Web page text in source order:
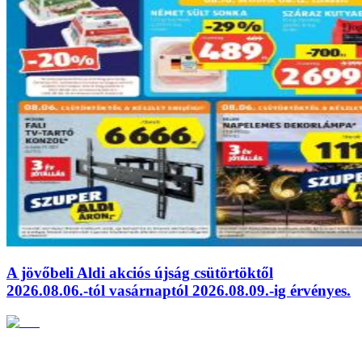
A jövőbeli Aldi akciós újság csütörtöktől
2026.08.06.-tól vasárnaptól 2026.08.09.-ig érvényes.